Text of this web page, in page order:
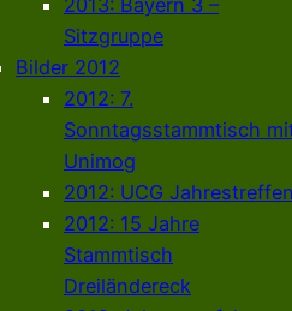
2013: Bayern 3 –
Sitzgruppe
Bilder 2012
2012: 7.
Sonntagsstammtisch
Unimog
2012: UCG
2012: 15 Jahre
Stammtisch
Dreiländereck